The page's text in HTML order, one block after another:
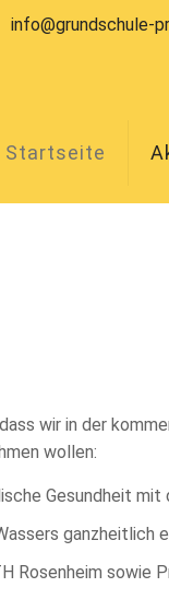
info@grundschule-
Startseite
wir in der
wollen:
Gesundheit
ganzheitlich
Rosenheim sowie